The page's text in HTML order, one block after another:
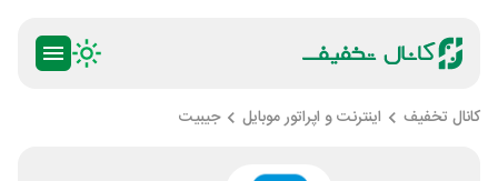
کانال تخفیف اینترنت و اپراتور موبایل جیبیت